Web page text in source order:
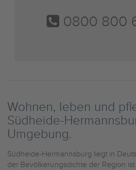
0800 800
Wohnen, leben und
Südheide-
Umgebung.
Südheide-Hermannsburg liegt in
der Bevölkerungsdichte der Region